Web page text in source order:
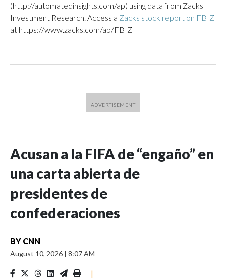
(http://automatedinsights.com/ap) using data from Zacks
Investment Research. Access a Zacks stock report on FBIZ
at https://www.zacks.com/ap/FBIZ
Acusan a la FIFA de “engaño” en
una carta abierta de
presidentes de
confederaciones
BY CNN
August 10, 2026 | 8:07 AM
|